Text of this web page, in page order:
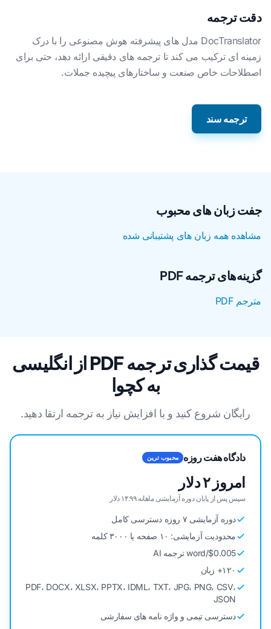
دقت ترجمه
DocTranslator مدل های پیشرفته هوش مصنوعی را با درک
زمینه ای ترکیب می کند تا ترجمه های دقیقی ارائه دهد، حتی برای
اصطلاحات خاص صنعت و ساختارهای پیچیده جملات.
ترجمه سند
جفت زبان های محبوب
مشاهده همه زبان های پشتیبانی شده
گزینه‌های ترجمه PDF
مترجم PDF
قیمت گذاری ترجمه PDF از انگلیسی
به کچوا
رایگان شروع کنید و با افزایش نیاز به ترجمه ارتقا دهید.
دادگاه هفت روزه محبوب ترین
امروز ۲ دلار
سپس پس از پایان دوره آزمایشی ماهانه ۱۴.۹۹ دلار
دوره آزمایشی ۷ روزه دسترسی کامل
محدودیت آزمایشی: ۱۰ صفحه یا ۳۰۰۰ کلمه
$0.005/word ترجمه AI
۱۲۰+ زبان
PDF، DOCX، XLSX، PPTX، IDML، TXT، JPG، PNG، CSV،
JSON
دسترسی تیمی و واژه نامه های سفارشی